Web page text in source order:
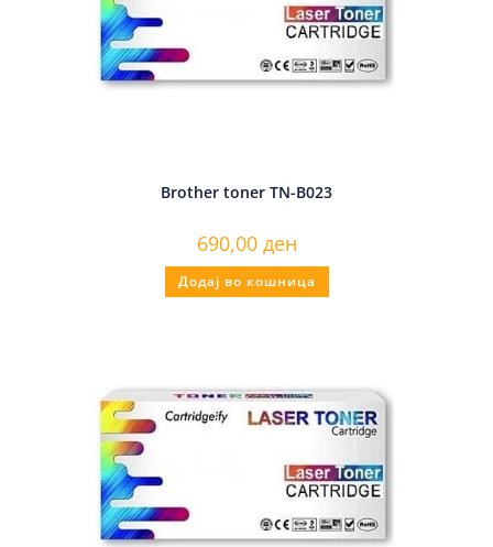
Brother toner TN-B023
690,00 ден
Додај во кошница